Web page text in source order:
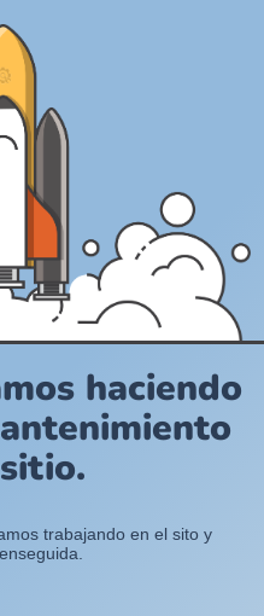
haciendo
trabajando en el sito y